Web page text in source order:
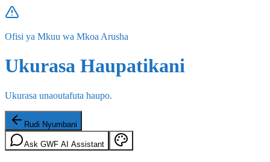
Ofisi ya Mkuu wa Mkoa Arusha
Ukurasa Haupatikani
Ukurasa unaoutafuta haupo.
Rudi Nyumbani
Ask GWF AI Assistant